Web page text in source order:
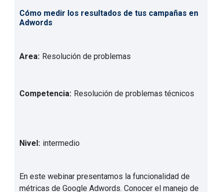
Cómo medir los resultados de tus campañas en
Adwords
Area: Resolución de problemas
Competencia: Resolución de problemas técnicos
Nivel: intermedio
En este webinar presentamos la funcionalidad de
métricas de Google Adwords. Conocer el manejo de